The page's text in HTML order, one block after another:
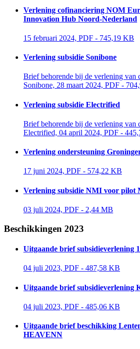
Verlening cofinanciering NOM
Innovation Hub Noord-Nederland
15 februari 2024, PDF - 745,19 KB
Verlening subsidie Sonibone
Brief behorende bij de verlening van
Sonibone, 28 maart 2024, PDF -
Verlening subsidie Electrified
Brief behorende bij de verlening van
Electrified, 04 april 2024, PDF -
Verlening ondersteuning
17 juni 2024, PDF - 574,22 KB
Verlening subsidie NMI voor pilot
03 juli 2024, PDF - 2,44 MB
Beschikkingen 2023
Uitgaande brief subsidieverlening
04 juli 2023, PDF - 487,58 KB
Uitgaande brief subsidieverlening
04 juli 2023, PDF - 485,06 KB
Uitgaande brief beschikking
HEAVENN